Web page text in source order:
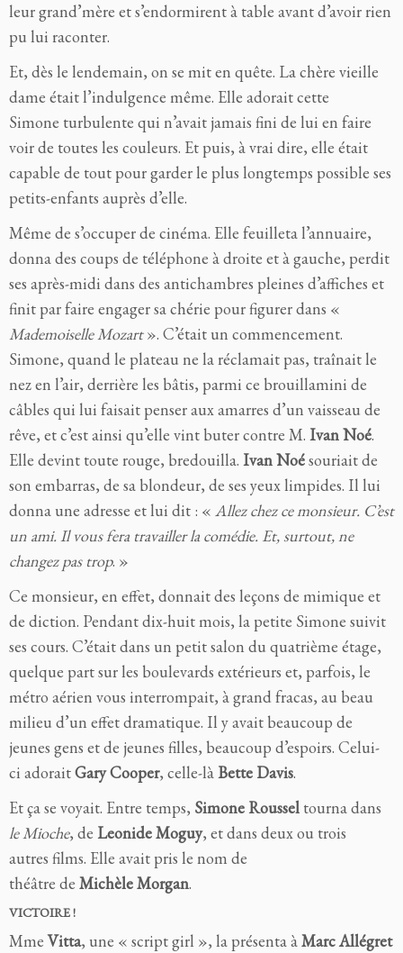
leur grand’mère et s’endormirent à table avant d’avoir rien
pu lui raconter.
Et, dès le lendemain, on se mit en quête. La chère vieille
dame était l’indulgence même. Elle adorait cette
Simone turbulente qui n’avait jamais fini de lui en faire
voir de toutes les couleurs. Et puis, à vrai dire, elle était
capable de tout pour garder le plus longtemps possible ses
petits-enfants auprès d’elle.
Même de s’occuper de cinéma. Elle feuilleta l’annuaire,
donna des coups de téléphone à droite et à gauche, perdit
ses après-midi dans des antichambres pleines d’affiches et
finit par faire engager sa chérie pour figurer dans «
Mademoiselle Mozart». C’était un commencement.
Simone, quand le plateau ne la réclamait pas, traînait le
nez en l’air, derrière les bâtis, parmi ce brouillamini de
câbles qui lui faisait penser aux amarres d’un vaisseau de
rêve, et c’est ainsi qu’elle vint buter contre M. Ivan Noé.
Elle devint toute rouge, bredouilla. Ivan Noésouriait de
son embarras, de sa blondeur, de ses yeux limpides. Il lui
donna une adresse et lui dit : « Allez chez ce monsieur. C’est
un ami. Il vous fera travailler la comédie. Et, surtout, ne
changez pas trop. »
Ce monsieur, en effet, donnait des leçons de mimique et
de diction. Pendant dix-huit mois, la petite Simone suivit
ses cours. C’était dans un petit salon du quatrième étage,
quelque part sur les boulevards extérieurs et, parfois, le
métro aérien vous interrompait, à grand fracas, au beau
milieu d’un effet dramatique. Il y avait beaucoup de
jeunes gens et de jeunes filles, beaucoup d’espoirs. Celui-
ci adoraitGary Cooper, celle-làBette Davis.
Et ça se voyait. Entre temps, Simone Roussel tourna dans
le Mioche, de Leonide Moguy, et dans deux ou trois
autres films. Elle avait pris le nom de
théâtre de MichèleMorgan.
VICTOIRE !
MmeVitta, une « script girl », la présenta àMarc Allégret